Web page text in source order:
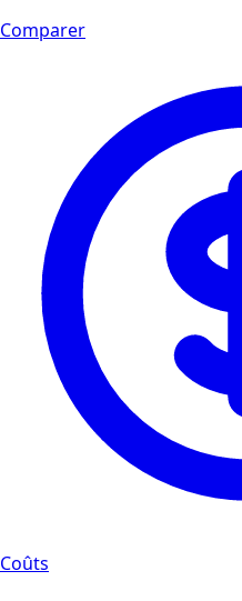
Comparer
Coûts